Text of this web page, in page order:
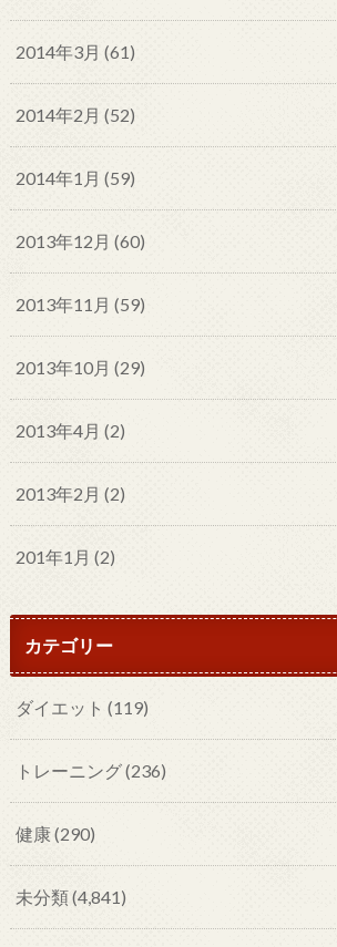
2014年3月 (61)
2014年2月 (52)
2014年1月 (59)
2013年12月 (60)
2013年11月 (59)
2013年10月 (29)
2013年4月 (2)
2013年2月 (2)
201年1月 (2)
カテゴリー
ダイエット (119)
トレーニング(236)
健康(290)
未分類(4,841)